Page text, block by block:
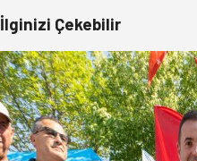
İlginizi Çekebilir